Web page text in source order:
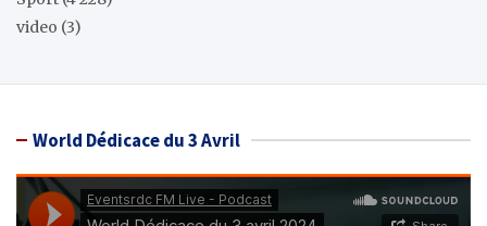
video (3)
World Dédicace du 3 Avril